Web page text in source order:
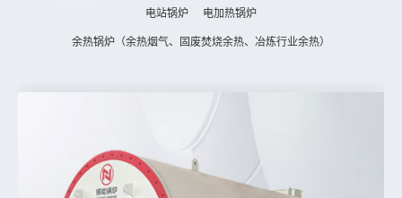
电站锅炉 电加热锅炉
余热锅炉（余热烟气、固废焚烧余热、冶炼行业余热）